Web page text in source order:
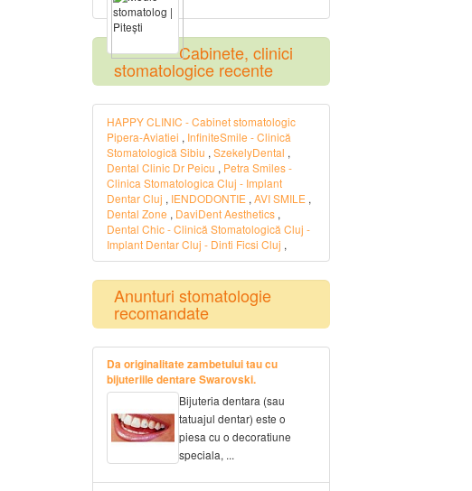
Cabinete, clinici
stomatologice recente
HAPPY CLINIC - Cabinet stomatologic
Pipera-Aviatiei , InfiniteSmile - Clinică
Stomatologică Sibiu , SzekelyDental ,
Dental Clinic Dr Peicu , Petra Smiles -
Clinica Stomatologica Cluj - Implant
Dentar Cluj , IENDODONTIE , AVI SMILE ,
Dental Zone , DaviDent Aesthetics ,
Dental Chic - Clinică Stomatologică Cluj -
Implant Dentar Cluj - Dinti Ficsi Cluj ,
Anunturi stomatologie
recomandate
Da originalitate zambetului tau cu
bijuteriile dentare Swarovski.
Bijuteria dentara (sau
tatuajul dentar) este o
piesa cu o decoratiune
speciala, ...